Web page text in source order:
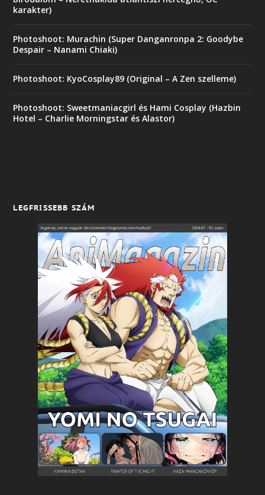
karakter)
Photoshoot: Murachin (Super Danganronpa 2: Goodybe
Despair – Nanami Chiaki)
Photoshoot: KyoCosplay89 (Original – A Zen szelleme)
Photoshoot: Sweetmaniacgirl és Hami Cosplay (Hazbin
Hotel – Charlie Morningstar és Alastor)
LEGFRISSEBB SZÁM